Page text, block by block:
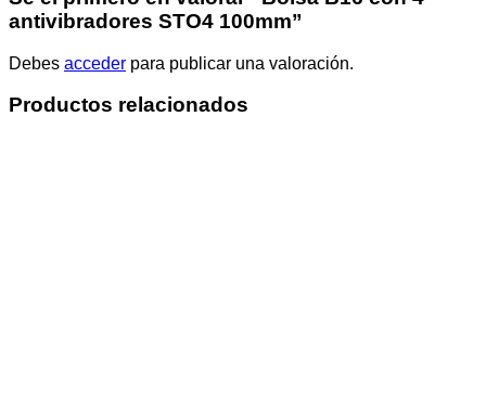
antivibradores STO4 100mm”
Debes acceder para publicar una valoración.
Productos relacionados